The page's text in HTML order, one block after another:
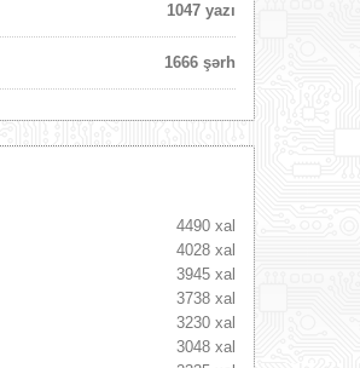
1047 yazı
1666 şərh
4490 xal
4028 xal
3945 xal
3738 xal
3230 xal
3048 xal